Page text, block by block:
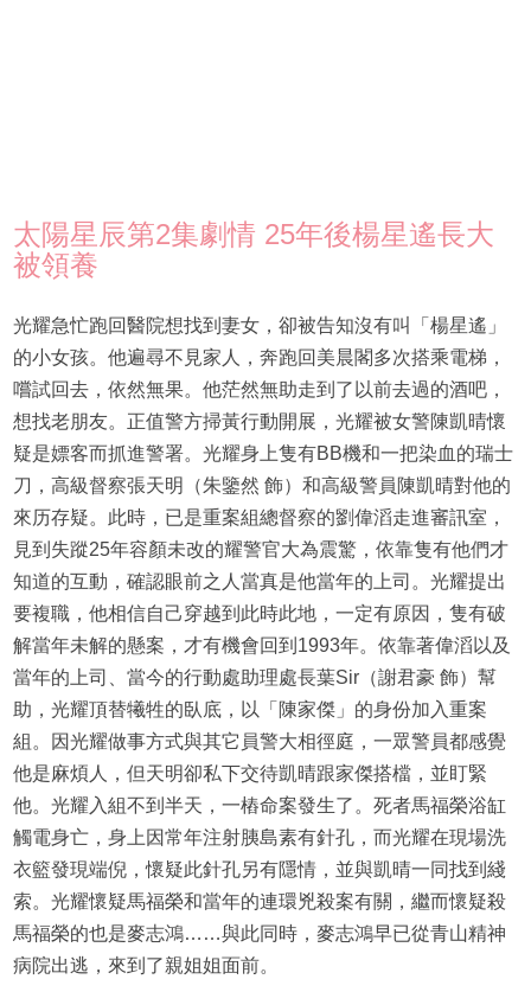
太陽星辰第2集劇情 25年後楊星遙長大
被領養
光耀急忙跑回醫院想找到妻女，卻被告知沒有叫「楊星遙」
的小女孩。他遍尋不見家人，奔跑回美晨閣多次搭乘電梯，
嚐試回去，依然無果。他茫然無助走到了以前去過的酒吧，
想找老朋友。正值警方掃黃行動開展，光耀被女警陳凱晴懷
疑是嫖客而抓進警署。光耀身上隻有BB機和一把染血的瑞士
刀，高級督察張天明（朱鑒然 飾）和高級警員陳凱晴對他的
來历存疑。此時，已是重案組總督察的劉偉滔走進審訊室，
見到失蹤25年容顏未改的耀警官大為震驚，依靠隻有他們才
知道的互動，確認眼前之人當真是他當年的上司。光耀提出
要複職，他相信自己穿越到此時此地，一定有原因，隻有破
解當年未解的懸案，才有機會回到1993年。依靠著偉滔以及
當年的上司、當今的行動處助理處長葉Sir（謝君豪 飾）幫
助，光耀頂替犧牲的臥底，以「陳家傑」的身份加入重案
組。因光耀做事方式與其它員警大相徑庭，一眾警員都感覺
他是麻煩人，但天明卻私下交待凱晴跟家傑搭檔，並盯緊
他。光耀入組不到半天，一樁命案發生了。死者馬福榮浴缸
觸電身亡，身上因常年注射胰島素有針孔，而光耀在現場洗
衣籃發現端倪，懷疑此針孔另有隱情，並與凱晴一同找到綫
索。光耀懷疑馬福榮和當年的連環兇殺案有關，繼而懷疑殺
馬福榮的也是麥志鴻……與此同時，麥志鴻早已從青山精神
病院出逃，來到了親姐姐面前。